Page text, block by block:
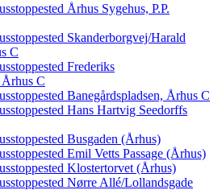
Århus Sygehus, P.P.
Skanderborgvej/Harald
C
Frederiks
C
Banegårdspladsen, Århus C
Hans Hartvig Seedorffs
Busgaden (Århus)
Emil Vetts Passage (Århus)
Klostertorvet (Århus)
Nørre Allé/Lollandsgade